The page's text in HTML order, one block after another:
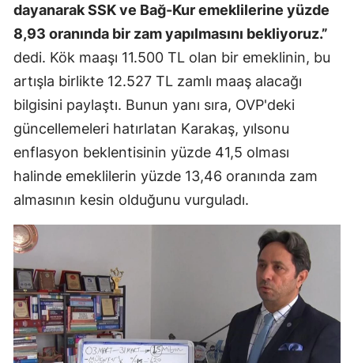
dayanarak SSK ve Bağ-Kur emeklilerine yüzde
8,93 oranında bir zam yapılmasını bekliyoruz.”
dedi. Kök maaşı 11.500 TL olan bir emeklinin, bu
artışla birlikte 12.527 TL zamlı maaş alacağı
bilgisini paylaştı. Bunun yanı sıra, OVP'deki
güncellemeleri hatırlatan Karakaş, yılsonu
enflasyon beklentisinin yüzde 41,5 olması
halinde emeklilerin yüzde 13,46 oranında zam
almasının kesin olduğunu vurguladı.